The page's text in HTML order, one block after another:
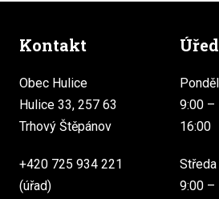
Kontakt
Obec Hulice
Hulice 33, 257 63
Trhový Štěpánov
+420 725 934 221
(úřad)
9:00 –
16:00
Středa
9:00 –